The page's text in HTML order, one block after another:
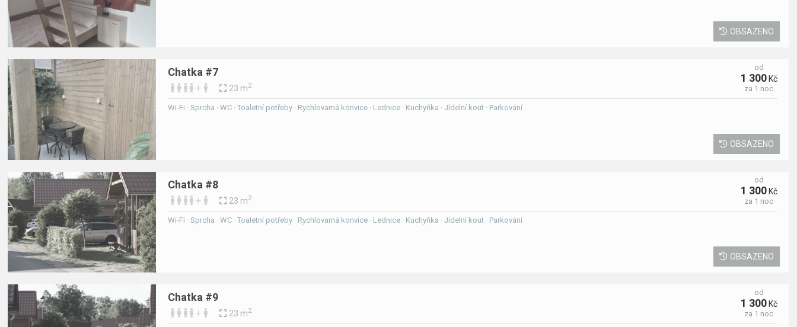
OBSAZENO
Chatka #7
+ 23 m2
od
1 300Kč
za 1 noc
Wi-Fi · Sprcha · WC · Toaletní potřeby · Rychlovarná konvice · Lednice · Kuchyňka · Jídelní kout · Parkování
OBSAZENO
Chatka #8
+ 23 m2
od
1 300Kč
za 1 noc
Wi-Fi · Sprcha · WC · Toaletní potřeby · Rychlovarná konvice · Lednice · Kuchyňka · Jídelní kout · Parkování
OBSAZENO
Chatka #9
+ 23 m2
od
1 300Kč
za 1 noc